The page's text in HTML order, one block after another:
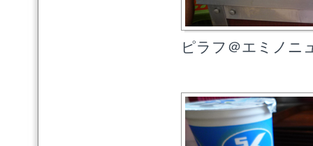
ピラフ＠エミノニ